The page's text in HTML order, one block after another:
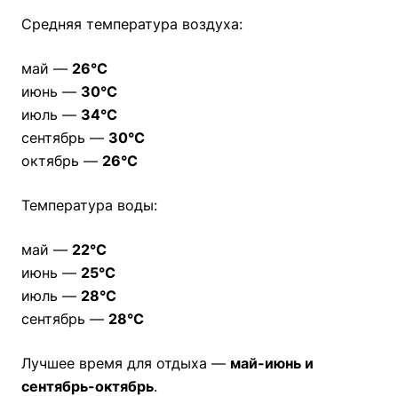
Средняя температура воздуха:
май — 26°C
июнь — 30°C
июль — 34°C
сентябрь — 30°C
октябрь — 26°C
Температура воды:
май — 22°C
июнь — 25°C
июль — 28°C
сентябрь — 28°C
Лучшее время для отдыха — май-июнь и
сентябрь-октябрь.